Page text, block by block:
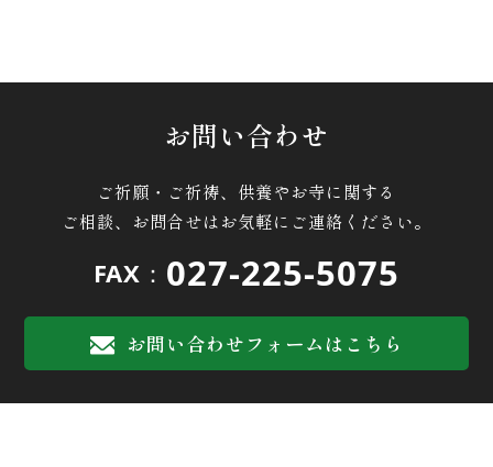
お問い合わせ
ご祈願・ご祈祷、供養やお寺に関する
ご相談、お問合せはお気軽にご連絡ください。
FAX： 027-225-5075
お問い合わせフォームはこちら